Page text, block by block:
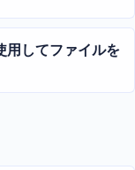
用してファイルを